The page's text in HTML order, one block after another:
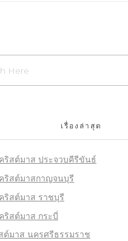
เรื่องล่าสุด
ริสต์มาส ประจวบคีรีขันธ์
ริสต์มาสกาญจนบุรี
ริสต์มาส ราชบุรี
ริสต์มาส กระบี่
ต์มาส นครศรีธรรมราช